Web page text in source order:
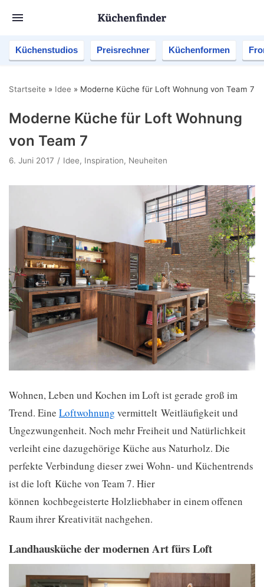
Küchenstudios Preisrechner Küchenformen
Startseite » Idee » Moderne Küche für Loft Wohnung von Team 7
Moderne Küche für Loft Wohnung
von Team 7
6. Juni 2017 Idee, Inspiration, Neuheiten
Wohnen, Leben und Kochen im Loft ist gerade groß im
Trend. Eine Loftwohnung vermittelt Weitläufigkeit und
Ungezwungenheit. Noch mehr Freiheit und Natürlichkeit
verleiht eine dazugehörige Küche aus Naturholz. Die
perfekte Verbindung dieser zwei Wohn- und Küchentrends
ist die loft Küche von Team 7. Hier
können kochbegeisterte Holzliebhaber in einem offenen
Raum ihrer Kreativität nachgehen.
Landhausküche der modernen Art fürs Loft